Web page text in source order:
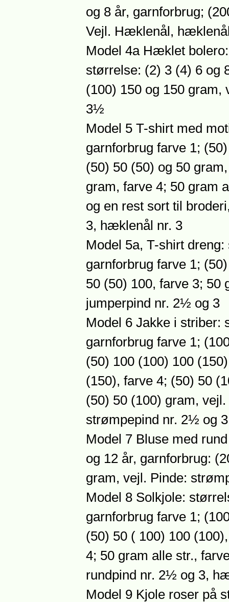
og 8 år, garnforbrug;
Vejl. Hæklenål,
Model 4a Hæklet
størrelse: (2) 3 (4) 6 og
(100) 150 og 150
3½
Model 5 T-shirt med
garnforbrug farve 1;
(50) 50 (50) og 50
gram, farve 4; 50 gram
og en rest sort til
3, hæklenål nr. 3
Model 5a, T-shirt
garnforbrug farve 1;
50 (50) 100, farve 3; 50
jumperpind nr. 2½ og 3
Model 6 Jakke i striber:
garnforbrug farve 1;
(50) 100 (100) 100
(150), farve 4; (50) 50
(50) 50 (100) gram,
strømpepind nr. 2½ og 3
Model 7 Bluse med
og 12 år, garnforbrug:
gram, vejl. Pinde:
Model 8 Solkjole:
garnforbrug farve 1;
(50) 50 ( 100) 100
4; 50 gram alle str.,
rundpind nr. 2½ og 3,
Model 9 Kjole roser på